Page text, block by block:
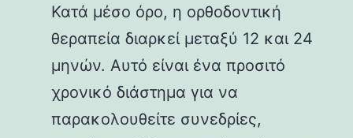
Κατά μέσο όρο, η ορθοδοντική
θεραπεία διαρκεί μεταξύ 12 και 24
μηνών. Αυτό είναι ένα προσιτό
χρονικό διάστημα για να
παρακολουθείτε συνεδρίες,